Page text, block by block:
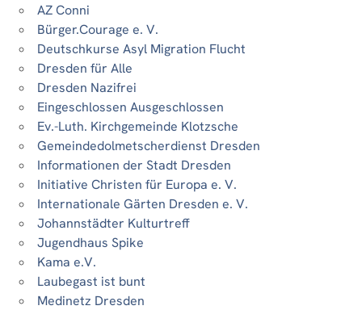
AZ Conni
Bürger.Courage e. V.
Deutschkurse Asyl Migration Flucht
Dresden für Alle
Dresden Nazifrei
Eingeschlossen Ausgeschlossen
Ev.-Luth. Kirchgemeinde Klotzsche
Gemeindedolmetscherdienst Dresden
Informationen der Stadt Dresden
Initiative Christen für Europa e. V.
Internationale Gärten Dresden e. V.
Johannstädter Kulturtreff
Jugendhaus Spike
Kama e.V.
Laubegast ist bunt
Medinetz Dresden